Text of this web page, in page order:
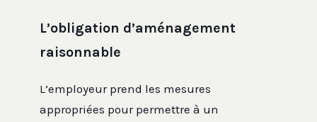
L’obligation d’aménagement
raisonnable
L’employeur prend les mesures
appropriées pour permettre à un